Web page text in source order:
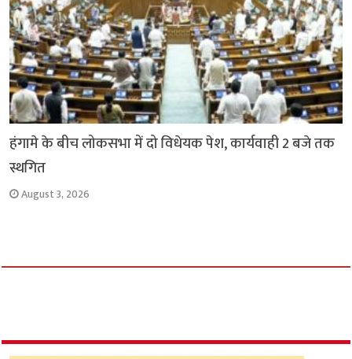
हंगामे के बीच लोकसभा में दो विधेयक पेश, कार्यवाही 2 बजे तक
स्थगित
August 3, 2026